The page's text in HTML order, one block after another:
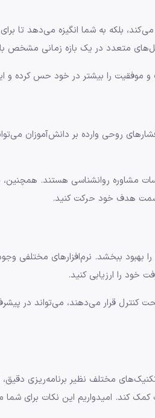
بلکه به شما انگیزه می‌دهد
متعدد در یک بازه زمانی مشخص
را بیشتر در خود حس کرده و
روحی وارده بر دانش‌آموزان
روانشناسی هستند. همچنین،
سمت هدف خود حرکت کنید.
بهبود ببخشد. نرم‌افزارهای مختلفی
خود را ارزیابی کنید.
کنترل قرار می‌دهند، می‌تواند در
مختلف نظیر برنامه‌ریزی
کند. امیدواریم این نکات برای